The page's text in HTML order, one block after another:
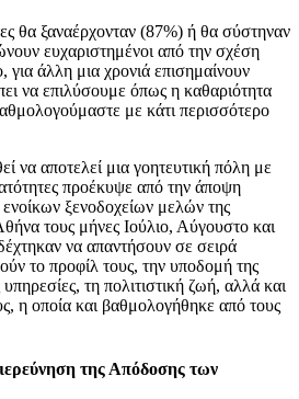
θα ξαναέρχονταν (87%) ή θα σύστηναν
ευχαριστημένοι από την σχέση
για άλλη μια χρονιά επισημαίνουν
να επιλύσουμε όπως η καθαριότητα
με κάτι περισσότερο
να αποτελεί μια γοητευτική πόλη με
προέκυψε από την άποψη
ξενοδοχείων μελών της
τους μήνες Ιούλιο, Αύγουστο και
να απαντήσουν σε σειρά
το προφίλ τους, την υποδομή της
τη πολιτιστική ζωή, αλλά και
η οποία και βαθμολογήθηκε από τους
της Απόδοσης των